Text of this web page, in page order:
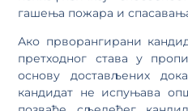
гашења пожара и
Ако прворангирани
претходног става у
основу достављених
кандидат не испуњава